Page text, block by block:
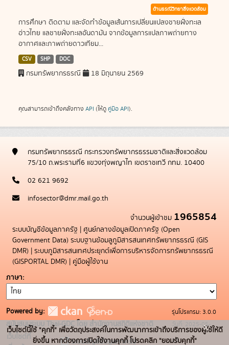
ด้านธรณีวิทยาสิ่งแวดล้อม
การศึกษา ติดตาม และจัดทำข้อมูลเส้นการเปลี่ยนแปลงชายฝั่งทะเล
อ่าวไทย แลชายฝั่งทะเลอันดามัน จากข้อมูลการแปลภาพถ่ายทาง
อากาศและภาพถ่ายดาวเทียม...
CSV SHP DOC
กรมทรัพยากรธรณี 18 มิถุนายน 2569
คุณสามารถเข้าถึงคลังทาง API (ให้ดู คู่มือ API).
กรมทรัพยากรธรณี กระทรวงทรัพยากรธรรมชาติและสิ่งแวดล้อม
75/10 ถ.พระรามที่6 แขวงทุ่งพญาไท เขตราชเทวี กทม. 10400
02 621 9692
infosector@dmr.mail.go.th
จำนวนผู้เข้าชม 1965854
ระบบบัญชีข้อมูลภาครัฐ | ศูนย์กลางข้อมูลเปิดภาครัฐ (Open
Government Data) ระบบฐานข้อมลูภูมิสารสนเทศทรัพยากรธรณี (GIS
DMR) | ระบบภูมิสารสนเทศประยุกต์เพื่อการบริหารจัดการทรัพยากรธรณี
(GISPORTAL DMR) | คู่มือผู้ใช้งาน
ภาษา
Powered by:
สนับสนุนระบบ Thai-GDC โดย สำนักงานสถิติแห่งชาติ
เว็บไซต์ที่
ระบบบัญชีข้อมูลภาครัฐ
รุ่นโปรแกรม: 3.0.0
วันที่: 2025-05-
19
เว็บไซต์นี้ใช้ "คุกกี้" เพื่อวัตถุประสงค์ในการพัฒนาการเข้าถึงบริการของผู้ใช้ให้ดี
ยิ่งขึ้น หากต้องการเปิดใช้งานคุกกี้ โปรดคลิก "ยอมรับคุกกี้"
x